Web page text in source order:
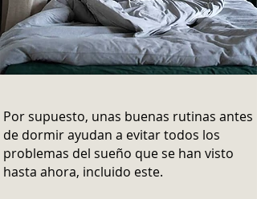
Por supuesto, unas buenas rutinas antes
de dormir ayudan a evitar todos los
problemas del sueño que se han visto
hasta ahora, incluido este.